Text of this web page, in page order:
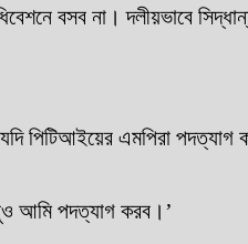
বসব না। দলীয়ভাবে
পিটিআইয়ের এমপিরা পদত্যাগ
আমি পদত্যাগ করব।’